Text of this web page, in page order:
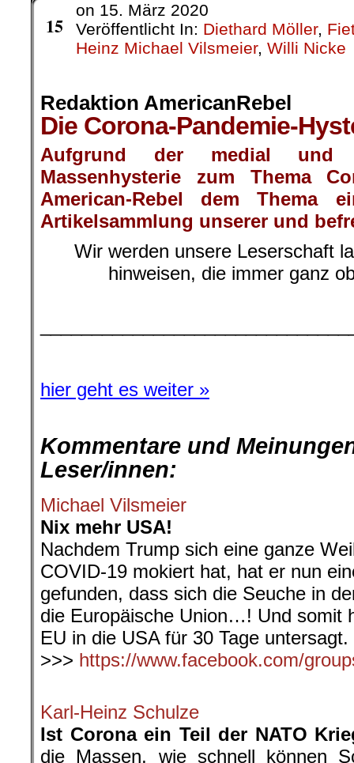
15
on 15. März 2020
Veröffentlicht In: Diethard Möller,
Heinz Michael Vilsmeier, Willi Nicke
Redaktion AmericanRebel
Die Corona-Pandemie-
Aufgrund der medial und
Massenhysterie zum Thema
American-Rebel dem Thema
Artikelsammlung unserer und
Wir werden unsere Leserschaft
hinweisen, die immer ganz
hier geht es weiter »
Kommentare und
Leser/innen:
Michael Vilsmeier
Nix mehr USA!
Nachdem Trump sich eine ganze
COVID-19 mokiert hat, hat er nun
gefunden, dass sich die Seuche in
die Europäische Union…! Und somit
EU in die USA für 30 Tage untersagt.
>>> https://www.facebook.com/
Karl-Heinz Schulze
Ist Corona ein Teil der NATO
die Massen, wie schnell können